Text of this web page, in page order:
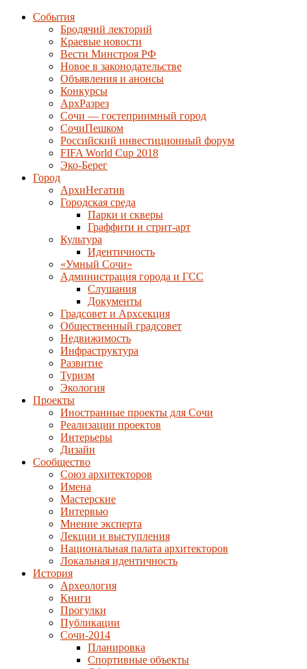
События
Бродячий лекторий
Краевые новости
Вести Минстроя РФ
Новое в законодательстве
Объявления и анонсы
Конкурсы
АрхРазрез
Сочи — гостеприимный город
СочиПешком
Российский инвестиционный форум
FIFA World Cup 2018
Эко-Берег
Город
АрхиНегатив
Городская среда
Парки и скверы
Граффити и стрит-арт
Культура
Идентичность
«Умный Сочи»
Администрация города и ГСС
Слушания
Документы
Градсовет и Архсекция
Общественный градсовет
Недвижимость
Инфраструктура
Развитие
Туризм
Экология
Проекты
Иностранные проекты для Сочи
Реализации проектов
Интерьеры
Дизайн
Сообщество
Союз архитекторов
Имена
Мастерские
Интервью
Мнение эксперта
Лекции и выступления
Национальная палата архитекторов
Локальная идентичность
История
Археология
Книги
Прогулки
Публикации
Сочи-2014
Планировка
Спортивные объекты